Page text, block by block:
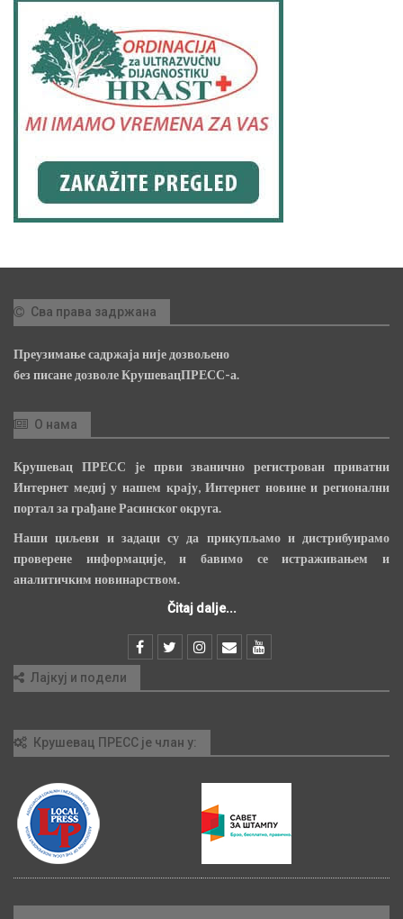
Сва права задржана
Преузимање садржаја није дозвољено
без писане дозволе КрушевацПРЕСС-а.
О нама
Крушевац ПРЕСС је први званично регистрован приватни
Интернет медиј у нашем крају, Интернет новине и регионални
портал за грађане Расинског округа.
Наши циљеви и задаци су да прикупљамо и дистрибуирамо
проверене информације, и бавимо се истраживањем и
аналитичким новинарством.
Čitaj dalje...
Лајкуј и подели
Крушевац ПРЕСС је члан у: